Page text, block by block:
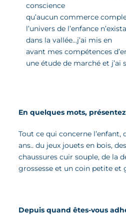
conscience
qu’aucun commerce
l’univers de l’enfance
dans la vallée…j’ai mis en
avant mes compétences
une étude de marché et j’ai
En quelques mots, présentez
Tout ce qui concerne l’enfant,
ans.. du jeux jouets en bois,
chaussures cuir souple, de la
grossesse et un coin petite et
Depuis quand êtes-vous